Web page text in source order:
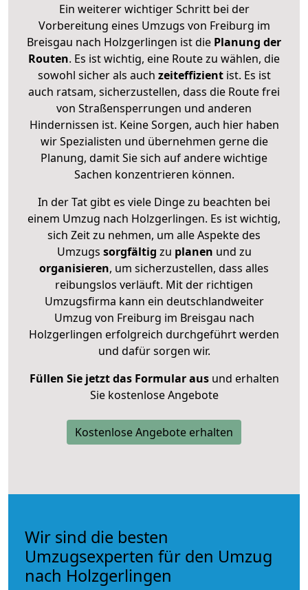
Ein weiterer wichtiger Schritt bei der
Vorbereitung eines Umzugs von Freiburg im
Breisgau nach Holzgerlingen ist die Planung der
Routen. Es ist wichtig, eine Route zu wählen, die
sowohl sicher als auch zeiteffizientist. Es ist
auch ratsam, sicherzustellen, dass die Route frei
von Straßensperrungen und anderen
Hindernissen ist. Keine Sorgen, auch hier haben
wir Spezialisten und übernehmen gerne die
Planung, damit Sie sich auf andere wichtige
Sachen konzentrieren können.
In der Tat gibt es viele Dinge zu beachten bei
einem Umzug nach Holzgerlingen. Es ist wichtig,
sich Zeit zu nehmen, um alle Aspekte des
Umzugs sorgfältig zu planen und zu
organisieren, um sicherzustellen, dass alles
reibungslos verläuft. Mit der richtigen
Umzugsfirma kann ein deutschlandweiter
Umzug von Freiburg im Breisgau nach
Holzgerlingen erfolgreich durchgeführt werden
und dafür sorgen wir.
Füllen Sie jetzt das Formular ausund erhalten
Sie kostenlose Angebote
Kostenlose Angebote erhalten
Wir sind die besten
Umzugsexperten für den Umzug
nach Holzgerlingen